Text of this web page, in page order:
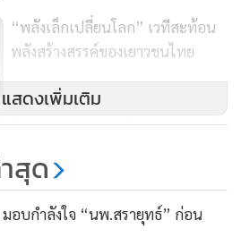
ที่สะท้อนถึงแรงบันดาลใจมากมาย
ความสุขและรอยยิ้ม ซึ่งในปีใหม่ที่
จากภาพวาดจะถูกนำเสนอในรูปแบบ
กสนานยังได้ถูกนำเสนอให้ลูกค้า
น้ำ บริเวณคราว เอเทรี่ยม ยังสามารถ
จอ interactive ภายในกล่องของขวัญ
“พลังเล็กเปลี่ยนโลก” เวทีสะท้อน
พลังสร้างสรรค์ของเยาวชนไทย
ฮือฮา “ปรากฏการณ์เสาแสง” เหนือ
แสดงเพิ่มเติม
สุด
อบกำลังใจ “นพ.สรายุทธ์” ก่อน